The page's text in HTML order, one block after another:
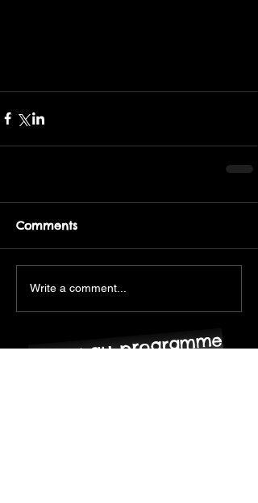
Comments
Write a comment...
retour au programme